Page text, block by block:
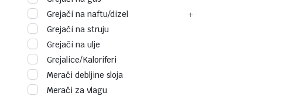
Grejači na naftu/dizel
Grejači na struju
Grejači na ulje
Grejalice/Kaloriferi
Merači debljine sloja
Merači za vlagu